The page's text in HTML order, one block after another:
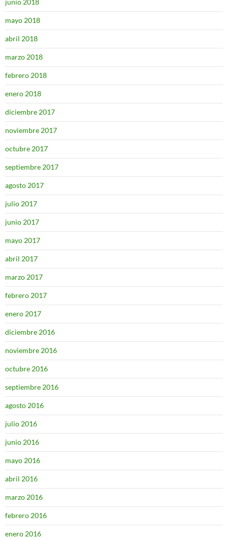
junio 2018
mayo 2018
abril 2018
marzo 2018
febrero 2018
enero 2018
diciembre 2017
noviembre 2017
octubre 2017
septiembre 2017
agosto 2017
julio 2017
junio 2017
mayo 2017
abril 2017
marzo 2017
febrero 2017
enero 2017
diciembre 2016
noviembre 2016
octubre 2016
septiembre 2016
agosto 2016
julio 2016
junio 2016
mayo 2016
abril 2016
marzo 2016
febrero 2016
enero 2016